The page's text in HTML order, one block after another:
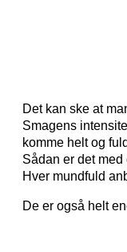
Det kan ske at
Smagens
komme helt og
Sådan er det
Hver mundfuld
De er også helt